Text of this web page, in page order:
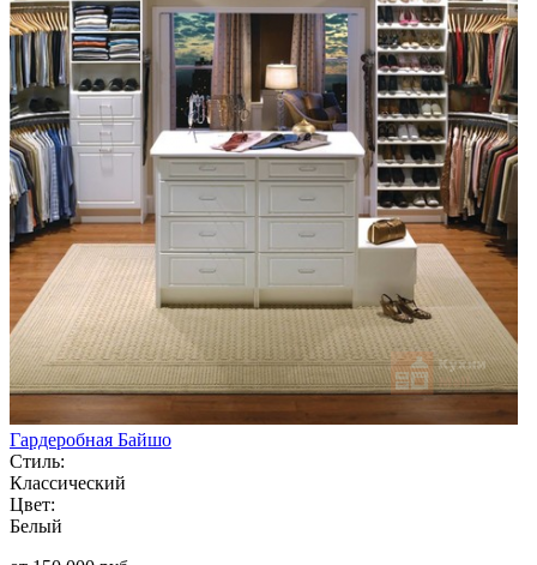
Гардеробная Байшо
Стиль:
Классический
Цвет:
Белый